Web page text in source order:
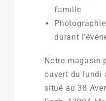
famille
durant
Notre magasin
ouvert du lundi
situé au 38